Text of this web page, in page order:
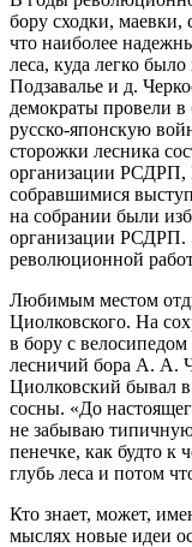
бору сходки, маевки,
что наиболее
леса, куда легко
Подзавалье и д.
демократы провели
русско-японскую
сторожки лесника
организации РСДРП,
собравшимися
на собрании были
организации РСДРП.
революционной
Любимым местом
Циолковского. На
в бору с
лесничий бора А. А.
Циолковский бывал в
сосны. «До
не забываю
пенечке, как будто к
глубь леса и потом
Кто знает, может,
мыслях новые идеи